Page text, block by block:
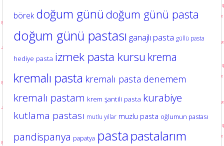
börek doğum günüdoğum günü pasta
doğum günü pastası ganajlı pasta güllü pasta
hediye pasta izmek pasta kursu krema
kremalı pasta kremalı pasta denemem
kremalı pastam krem şantili pasta kurabiye
kutlama pastası mutlu yıllar muzlu pasta oğlumun pastası
pandispanya papatya pasta pastalarım